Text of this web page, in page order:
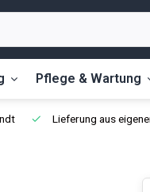
Pflege & Wartung
Lieferung aus